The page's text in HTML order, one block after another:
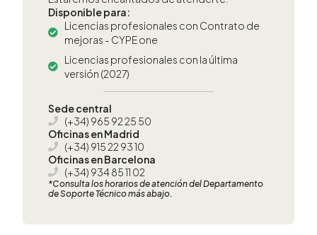
Disponible para:
Licencias profesionales con Contrato de
mejoras - CYPE one
Licencias profesionales con la última
versión (2027)
Sede central
(+34) 965 92 25 50
Oficinas en Madrid
(+34) 915 22 93 10
Oficinas en Barcelona
(+34) 934 85 11 02
*Consulta los horarios de atención del Departamento
de Soporte Técnico más abajo.